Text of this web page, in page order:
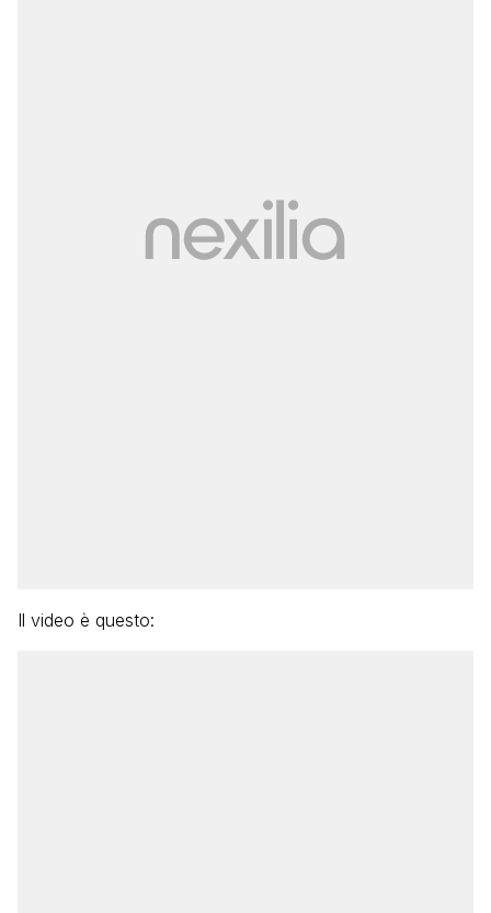
Il video è questo: